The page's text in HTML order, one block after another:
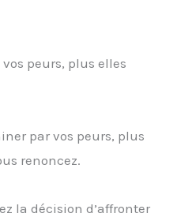
peurs, plus elles
par vos peurs, plus
renoncez.
la décision d’affronter